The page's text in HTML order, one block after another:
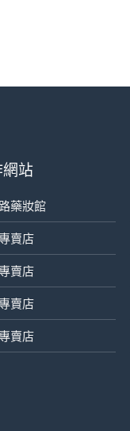
站
藥妝館
賣店
賣店
賣店
賣店